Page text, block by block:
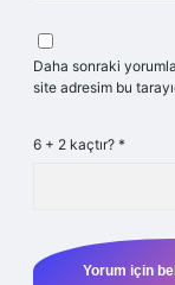
Daha sonraki
site adresim bu
6 + 2 kaçtır? *